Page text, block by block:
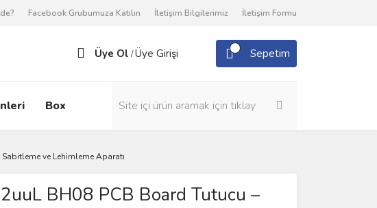
Facebook Grubumuza Katılın İletişim Bilgilerimiz İletişim Formu
Üye Ol /Üye Girişi Sepetim
Box
ve Lehimleme Aparatı
2uuL BH08 PCB Board Tutucu –